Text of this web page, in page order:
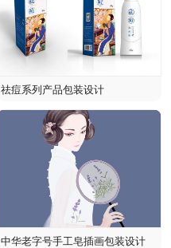
祛痘系列产品包装设计
中华老字号手工皂插画包装设计